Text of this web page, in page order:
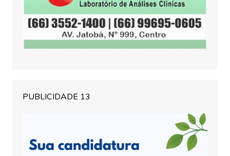
PUBLICIDADE 13